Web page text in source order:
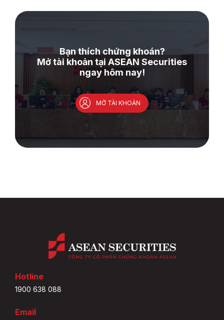
Bạn thích chứng khoán?
Mở tài khoản tại ASEAN Securities
ngay hôm nay!
MỞ TÀI KHOẢN
Hotline
1900 638 088
Email